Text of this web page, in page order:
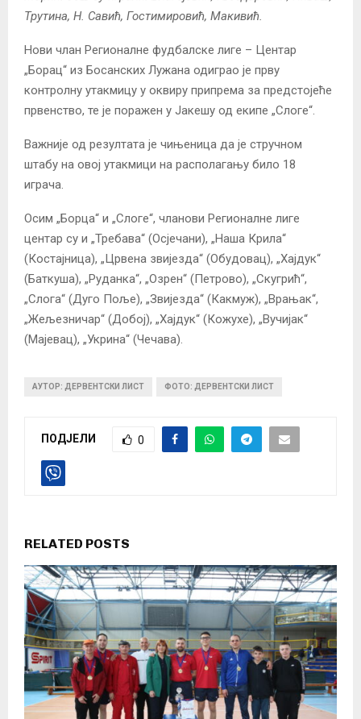
Трутина, Н. Савић, Гостимировић, Макивић.
Нови члан Регионалне фудбалске лиге – Центар
„Борац“ из Босанских Лужана одиграо је прву
контролну утакмицу у оквиру припрема за предстојеће
првенство, те је поражен у Јакешу од екипе „Слоге“.
Важније од резултата је чињеница да је стручном
штабу на овој утакмици на располагању било 18
играча.
Осим „Борца“ и „Слоге“, чланови Регионалне лиге
центар су и „Требава“ (Осјечани), „Наша Крила“
(Костајница), „Црвена звијезда“ (Обудовац), „Хајдук“
(Баткуша), „Руданка“, „Озрен“ (Петрово), „Скугрић“,
„Слога“ (Дуго Поље), „Звијезда“ (Какмуж), „Врањак“,
„Жељезничар“ (Добој), „Хајдук“ (Кожухе), „Вучијак“
(Мајевац), „Укрина“ (Чечава).
АУТОР: ДЕРВЕНТСКИ ЛИСТ ФОТО: ДЕРВЕНТСКИ ЛИСТ
ПОДЈЕЛИ 0
RELATED POSTS